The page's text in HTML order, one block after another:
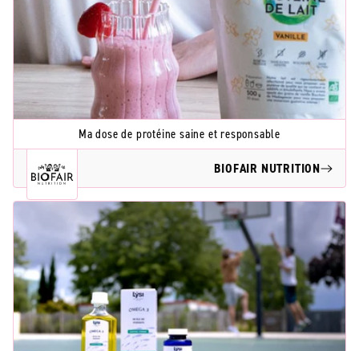
Ma dose de protéine saine et responsable
BIOFAIR NUTRITION